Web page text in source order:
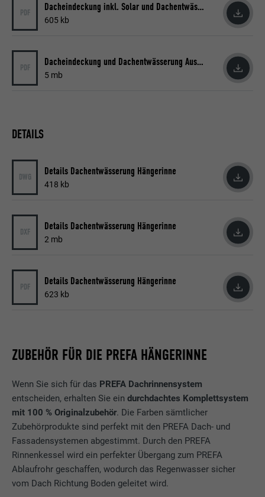
PDF Dacheindeckung inkl. Solar und Dachentwässerung Ausschreibungstext
605 kb
PDF Dacheindeckung und Dachentwässerung Ausschreibungsleitfaden
5 mb
DETAILS
DWG Details Dachentwässerung Hängerinne
418 kb
DXF Details Dachentwässerung Hängerinne
2 mb
PDF Details Dachentwässerung Hängerinne
623 kb
ZUBEHÖR FÜR DIE PREFA HÄNGERINNE
Wenn Sie sich für das PREFA Dachrinnensystem
entscheiden, erhalten Sie eindurchdachtes Komplettsystem
mit 100 % Originalzubehör. Die Farben sämtlicher
Zubehörprodukte sind perfekt mit den PREFA Dach- und
Fassadensystemen abgestimmt. Durch den PREFA
Rinnenkessel wird ein perfekter Übergang zum PREFA
Ablaufrohr geschaffen, wodurch das Regenwasser sicher
vom Dach Richtung Boden geleitet wird.